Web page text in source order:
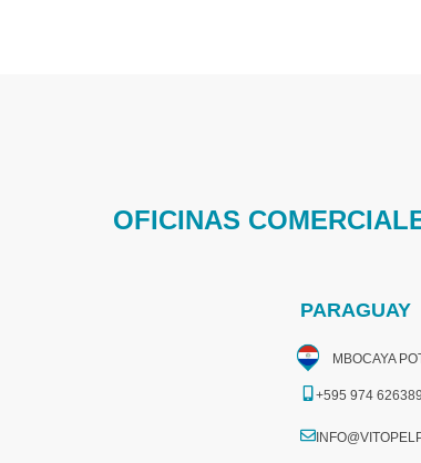
OFICINAS
PARAGUAY
MBOCAYA
+595 974 626389